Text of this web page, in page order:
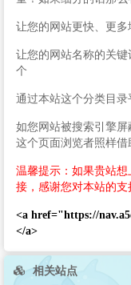
让您的网站更快、更
让您的网站名称的关
个
通过本站这个分类目
如您网站被搜索引擎
这个页面浏览者照样借
温馨提示：如果贵站
接，感谢您对本站的支
<a href="https://
</a>
相关站点